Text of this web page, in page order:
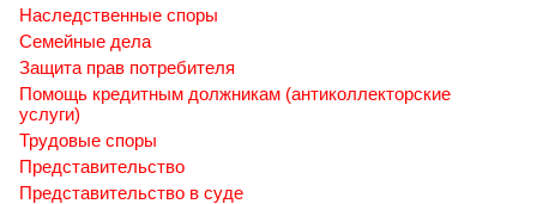
Наследственные споры
Семейные дела
Защита прав потребителя
Помощь кредитным должникам (антиколлекторские
услуги)
Трудовые споры
Представительство
Представительство в суде